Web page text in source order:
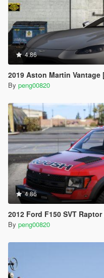
4.86
2019 Aston Martin Vantage
By peng00820
4.86
2012 Ford F150 SVT
By peng00820